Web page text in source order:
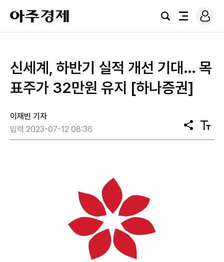
아
주
경
검
전
로
그
신세계, 하반기 실적 개선 기대… 목
표주가 32만원 유지 [하나증권]
이재빈 기자
입력 2023-07-12 08:36
공
유
텍
스